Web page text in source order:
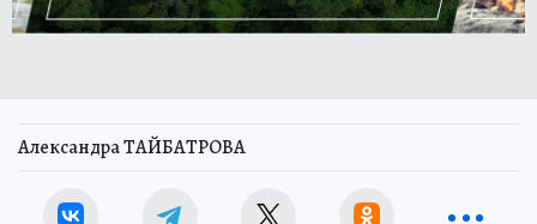
Александра ТАЙБАТРОВА